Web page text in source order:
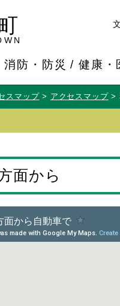
消防・防災 健康・
スマップ アクセスマップ
面から